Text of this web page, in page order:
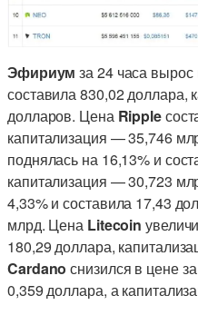
Эфириум за 24 часа
составила 830,02
долларов. Цена Ripple
капитализация — 35,746
поднялась на 16,13% и
капитализация — 30,723
4,33% и составила 17,43
млрд. Цена Litecoin
180,29 доллара,
Cardano снизился в цене
0,359 доллара, а